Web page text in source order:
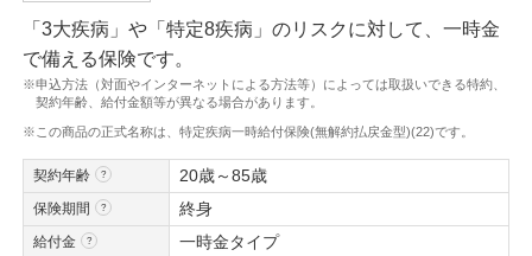
「3大疾病」や「特定8疾病」のリスクに対して、一時金
で備える保険です。
※申込方法（対面やインターネットによる方法等）によっては取扱いできる特約、
契約年齢、給付金額等が異なる場合があります。
※この商品の正式名称は、特定疾病一時給付保険(無解約払戻金型)(22)です。
契約年齢 20歳～85歳
保険期間 終身
給付金 一時金タイプ